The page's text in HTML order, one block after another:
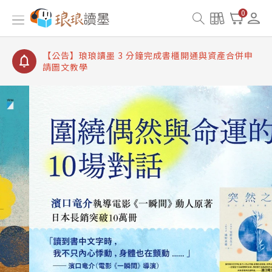
0
【公告】琅琅讀墨書櫃開通常見問題
【公告】琅琅讀墨 3 分鐘完成書櫃開通與資產合併申
【公告】琅琅書店服務升級重要說明及資產合併結果
查詢
【公告】琅琅讀墨數位閱讀資產合併與書櫃開通申請